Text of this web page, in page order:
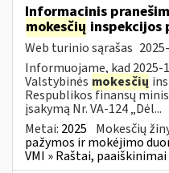
Informacinis
mokesčių inspekcijos
Web turinio sąrašas
Informuojame, kad 2025-
Valstybinės mokesčių
Respublikos finansų
įsakymą Nr. VA-124 „Dėl...
Metai: 2025 Mokesčių
pažymos ir mokėjimo
VMI » Raštai,